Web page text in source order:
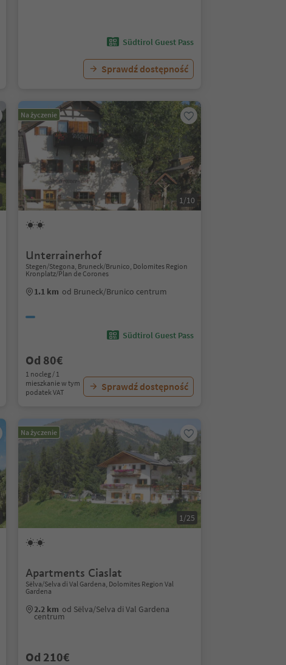
Südtirol Guest Pass
Sprawdź dostępność
Na życzenie
1/10
Unterrainerhof
Stegen/Stegona, Bruneck/Brunico, Dolomites Region
Kronplatz/Plan de Corones
1.1 km od Bruneck/Brunico centrum
Südtirol Guest Pass
Od 80€
1 nocleg / 1
mieszkanie w tym
podatek VAT
Sprawdź dostępność
Na życzenie
1/25
Apartments Ciaslat
Sëlva/Selva di Val Gardena, Dolomites Region Val
Gardena
2.2 km od Sëlva/Selva di Val Gardena
centrum
Od 210€